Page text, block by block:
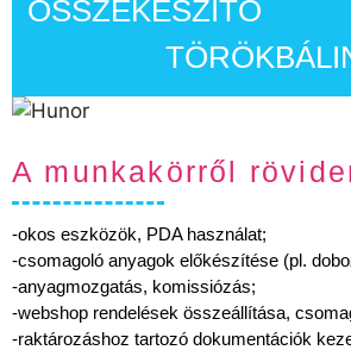
ÖSSZEKÉSZÍTŐ
A munkakörről
-okos eszközök, PDA használat;
-csomagoló anyagok előkészítése (pl.
-anyagmozgatás, komissiózás;
-webshop rendelések összeállítása,
-raktározáshoz tartozó dokumentációk